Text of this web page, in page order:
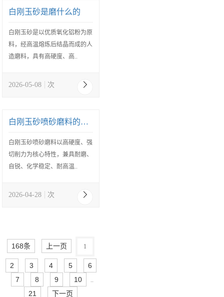
白刚玉砂是磨什么的
白刚玉砂是以优质氧化铝粉为原
料，经高温熔炼后结晶而成的人
造磨料，具有高硬度、高..
2026-05-08 次
白刚玉砂喷砂磨料的特点
白刚玉砂喷砂磨料以高硬度、强
切削力为核心特性，兼具耐磨、
自锐、化学稳定、耐高温..
2026-04-28 次
168条 上一页 1
2 3 4 5
6
7
8 9 10 ..
21 下一页